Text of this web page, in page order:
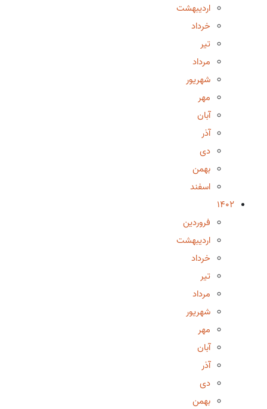
اردیبهشت
خرداد
تیر
مرداد
شهریور
مهر
آبان
آذر
دی
بهمن
اسفند
1402
فروردین
اردیبهشت
خرداد
تیر
مرداد
شهریور
مهر
آبان
آذر
دی
بهمن